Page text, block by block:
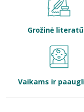
Bibliotekoms
Grožinė
Vaikams ir